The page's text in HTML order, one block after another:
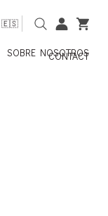
🇪🇸
SOBRE NOSOTROS
CONTACT